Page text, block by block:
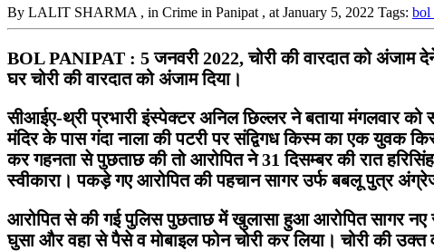
By LALIT SHARMA , in Crime in Panipat , at January 5, 2022 Tags: bol
BOL PANIPAT : 5 जनवरी 2022, चोरी की वारदात को अंजाम
घर चोरी की वारदात को अंजाम दिया।
सीआईए-थ्री प्रभारी इंस्पेक्टर अनिल छिल्लर ने बताया मंगलवार
मंदिर के पास गंदा नाला की पटरी पर संद्विगध किस्म का एक युवक
कर गहनता से पुछताछ की तो आरोपित ने 31 दिसम्बर की रात
स्वीकारा। पकड़े गए आरोपित की पहचान सागर उर्फ बबलू पुत्र
आरोपित से की गई पुलिस पुछताछ में खुलासा हुआ आरोपित सागर
घुसा और वहा से पैसे व मोबाइल फोन चोरी कर लिया। चोरी की उक्त